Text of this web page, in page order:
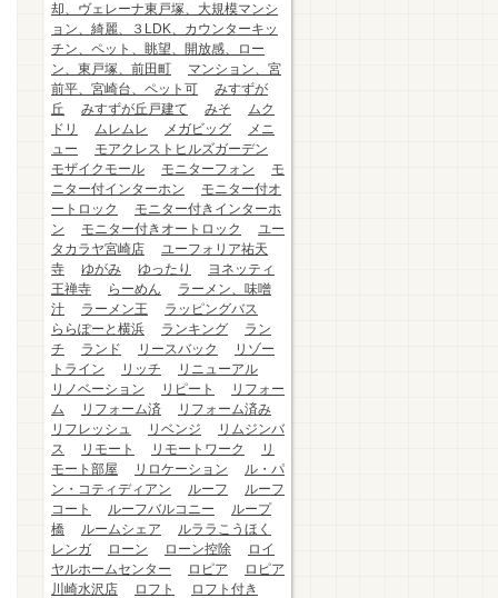
却、ヴェレーナ東戸塚、大規模マンシ
ョン、綺麗、３LDK、カウンターキッ
チン、ペット、眺望、開放感、ロー
ン、東戸塚、前田町
マンション、宮
前平、宮崎台、ペット可
みすずが
丘
みすずが丘戸建て みそ
ムク
ドリ
ムレムレ メガビッグ
メニ
ュー
モアクレストヒルズガーデン
モザイクモール
モニターフォン
モ
ニター付インターホン
モニター付オ
ートロック
モニター付きインターホ
ン
モニター付きオートロック
ユー
タカラヤ宮崎店
ユーフォリア祐天
寺
ゆがみ ゆったり
ヨネッティ
王禅寺
らーめん
ラーメン、味噌
汁
ラーメン王
ラッピングバス
ららぽーと横浜
ランキング
ラン
チ
ランド リースバック
リゾー
トライン
リッチ
リニューアル
リノベーション
リピート
リフォー
ム
リフォーム済
リフォーム済み
リフレッシュ
リベンジ
リムジンバ
ス
リモート リモートワーク
リ
モート部屋
リロケーション
ル・パ
ン・コティディアン
ルーフ
ルーフ
コート
ルーフバルコニー
ループ
橋
ルームシェア
ルララこうほく
レンガ
ローン ローン控除
ロイ
ヤルホームセンター
ロピア
ロピア
川崎水沢店
ロフト
ロフト付き